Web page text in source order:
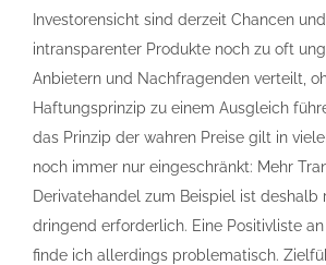
Investorensicht sind derzeit Chancen
intransparenter Produkte noch zu oft
Anbietern und Nachfragenden verteilt,
Haftungsprinzip zu einem Ausgleich
das Prinzip der wahren Preise gilt in
noch immer nur eingeschränkt: Mehr
Derivatehandel zum Beispiel ist deshalb
dringend erforderlich. Eine Positivliste
finde ich allerdings problematisch.